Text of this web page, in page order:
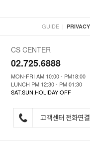
GUIDE |
CS CENTER
02.725.6888
MON-FRI AM 10:00 - PM18:00
LUNCH PM 12:30 - PM 01:30
SAT.SUN.HOLIDAY OFF